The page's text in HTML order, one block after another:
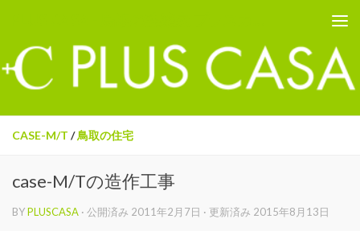
CASE-M/T /鳥取の住宅
case-M/Tの造作工事
BYPLUSCASA · 公開済み 2011年2月7日 · 更新済み 2015年8月13日